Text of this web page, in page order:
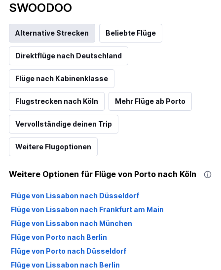
SWOODOO
Alternative Strecken Beliebte Flüge
Direktflüge nach Deutschland
Flüge nach Kabinenklasse
Flugstrecken nach Köln Mehr Flüge ab Porto
Vervollständige deinen Trip
Weitere Flugoptionen
Weitere Optionen für Flüge von Porto nach Köln
Flüge von Lissabon nach Düsseldorf
Flüge von Lissabon nach Frankfurt am Main
Flüge von Lissabon nach München
Flüge von Porto nach Berlin
Flüge von Porto nach Düsseldorf
Flüge von Lissabon nach Berlin